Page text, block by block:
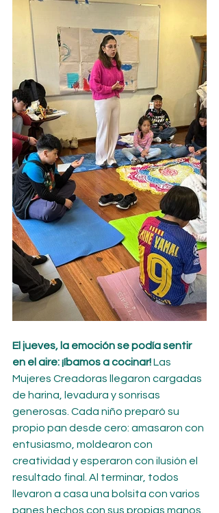
El jueves, la emoción se podía sentir
en el aire: ¡íbamos a cocinar! Las
Mujeres Creadoras llegaron cargadas
de harina, levadura y sonrisas
generosas. Cada niño preparó su
propio pan desde cero: amasaron con
entusiasmo, moldearon con
creatividad y esperaron con ilusión el
resultado final. Al terminar, todos
llevaron a casa una bolsita con varios
panes hechos con sus propias manos,